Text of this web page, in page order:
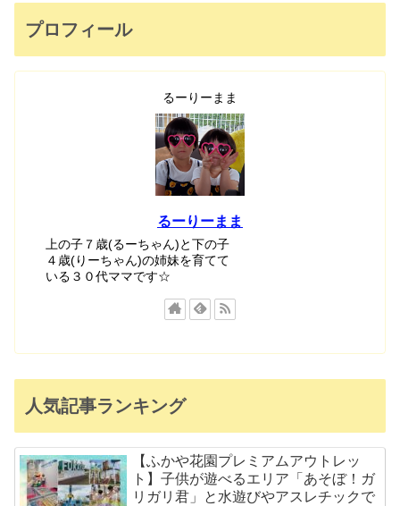
プロフィール
るーりーまま
るーりーまま
上の子７歳(るーちゃん)と下の子
４歳(りーちゃん)の姉妹を育てて
いる３０代ママです☆
人気記事ランキング
【ふかや花園プレミアムアウトレッ
ト】子供が遊べるエリア「あそぼ！ガ
リガリ君」と水遊びやアスレチックで